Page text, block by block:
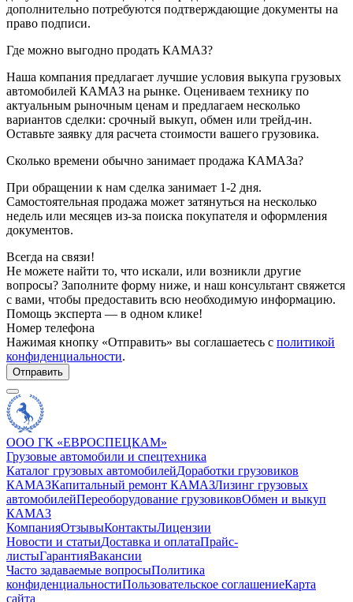
дополнительно потребуются подтверждающие документы на
право подписи.
Где можно выгодно продать КАМАЗ?
Наша компания предлагает лучшие условия выкупа грузовых
автомобилей КАМАЗ на рынке. Оцениваем технику по
актуальным рыночным ценам и предлагаем несколько
вариантов сделки: срочный выкуп, обмен или трейд-ин.
Оставьте заявку для расчета стоимости вашего грузовика.
Сколько времени обычно занимает продажа КАМАЗа?
При обращении к нам сделка занимает 1-2 дня.
Самостоятельная продажа может затянуться на несколько
недель или месяцев из-за поиска покупателя и оформления
документов.
Всегда на связи!
Не можете найти то, что искали, или возникли другие
вопросы? Заполните форму ниже, и наш консультант свяжется
с вами, чтобы предоставить всю необходимую информацию.
Помощь эксперта — в одном клике!
Номер телефона
Нажимая кнопку «Отправить» вы соглашаетесь с политикой
конфиденциальности.
Отправить
ООО ГК «ЕВРОСПЕЦКАМ»
Грузовые автомобили и спецтехника
Каталог грузовых автомобилейДоработки грузовиков
КАМАЗКапитальный ремонт КАМАЗЛизинг грузовых
автомобилейПереоборудование грузовиковОбмен и выкуп
КАМАЗ
КомпанияОтзывыКонтактыЛицензии
Новости и статьиДоставка и оплатаПрайс-
листыГарантияВакансии
Часто задаваемые вопросыПолитика
конфиденциальностиПользовательское соглашениеКарта
сайта